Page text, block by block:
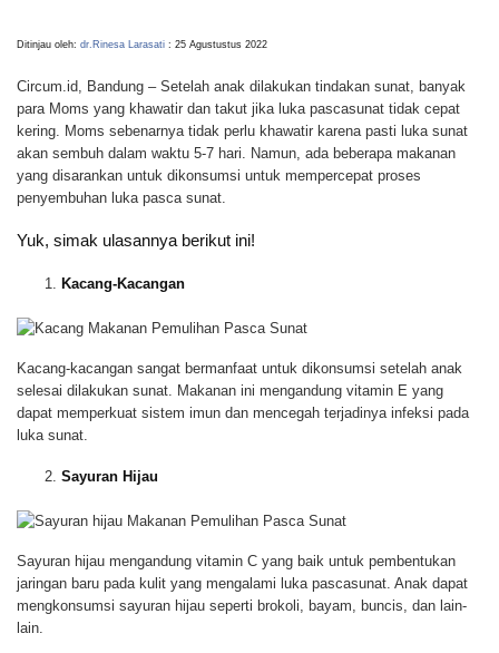
Ditinjau oleh: dr.Rinesa Larasati : 25 Agustustus 2022
Circum.id, Bandung – Setelah anak dilakukan tindakan sunat, banyak
para Moms yang khawatir dan takut jika luka pascasunat tidak cepat
kering. Moms sebenarnya tidak perlu khawatir karena pasti luka sunat
akan sembuh dalam waktu 5-7 hari. Namun, ada beberapa makanan
yang disarankan untuk dikonsumsi untuk mempercepat proses
penyembuhan luka pasca sunat.
Yuk, simak ulasannya berikut ini!
Kacang-Kacangan
Kacang-kacangan sangat bermanfaat untuk dikonsumsi setelah anak
selesai dilakukan sunat. Makanan ini mengandung vitamin E yang
dapat memperkuat sistem imun dan mencegah terjadinya infeksi pada
luka sunat.
Sayuran Hijau
Sayuran hijau mengandung vitamin C yang baik untuk pembentukan
jaringan baru pada kulit yang mengalami luka pascasunat. Anak dapat
mengkonsumsi sayuran hijau seperti brokoli, bayam, buncis, dan lain-
lain.